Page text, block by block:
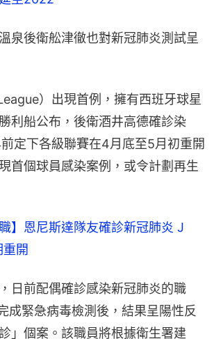
泉後衛舩津徹也對新冠肺炎測試呈
）出現首例，擁有西班牙球星
利船公布，後衛酒井高德確診染
定下各級聯賽在4月底至5月初重開
首個球員感染案例，或令計劃再生
職】恩尼斯達隊友確診新冠肺炎 J
開
日前配偶確診感染新冠肺炎的職
成緊急病毒檢測後，結果呈陽性反
」個案。該職員將根據衛生署建